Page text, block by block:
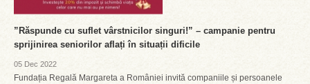
”Răspunde cu suflet vârstnicilor singuri!” – campanie pentru
sprijinirea seniorilor aflați în situații dificile
05 Dec 2022
Fundația Regală Margareta a României invită companiile și persoanele